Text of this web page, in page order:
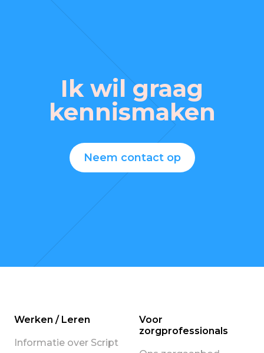
Ik wil graag
kennismaken
Neem contact op
Werken / Leren
Informatie over Script
Voor
zorgprofessionals